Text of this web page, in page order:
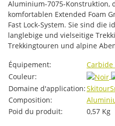
Aluminium-7075-Konstruktion,
komfortablen Extended Foam
Fast Lock-System. Sie sind die
langlebige und vielseitige
Trekkingtouren und alpine
#productDetails.itemValue#
Équipement: Carbide
Couleur:
Domaine d'application:Skitour
Composition:
Poid du produit:
0,57 Kg